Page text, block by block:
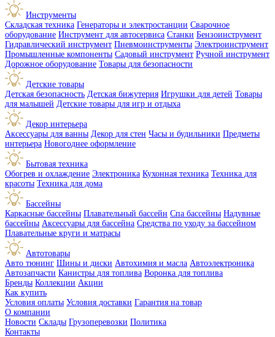
Инструменты
Складская техника Генераторы и электростанции Сварочное
оборудование Инструмент для автосервиса Станки Бензоинструмент
Гидравлический инструмент Пневмоинструменты Электроинструмент
Промышленные компоненты Садовый инструмент Ручной инструмент
Дорожное оборудование Товары для безопасности
Детские товары
Детская безопасность Детская бижутерия Игрушки для детей Товары
для малышей Детские товары для игр и отдыха
Декор интерьера
Аксессуары для ванны Декор для стен Часы и будильники Предметы
интерьера Новогоднее оформление
Бытовая техника
Обогрев и охлаждение Электроника Кухонная техника Техника для
красоты Техника для дома
Бассейны
Каркасные бассейны Плавательный бассейн Спа бассейны Надувные
бассейны Аксессуары для бассейна Средства по уходу за бассейном
Плавательные круги и матрасы
Автотовары
Авто тюнинг Шины и диски Автохимия и масла Автоэлектроника
Автозапчасти Канистры для топлива Воронка для топлива
Бренды Коллекции Акции
Как купить
Условия оплаты Условия доставки Гарантия на товар
О компании
Новости Склады Грузоперевозки Политика
Контакты